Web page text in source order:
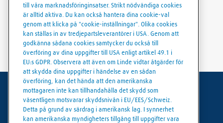
Användarvillkor
Dataskydd
till våra marknadsföringinsatser. Strikt nödvändiga cookies
är alltid aktiva. Du kan också hantera dina cookie-val
genom att klicka på "cookie-inställningar". Olika cookies
kan ställas in av tredjepartsleverantörer i USA. Genom att
godkänna sådana cookies samtycker du också till
överföring av dina uppgifter till USA enligt artikel 49.1 i
EU:s GDPR. Observera att även om Linde vidtar åtgärder för
att skydda dina uppgifter i händelse av en sådan
överföring, kan det hända att den amerikanska
mottagaren inte kan tillhandahålla det skydd som
väsentligen motsvarar skyddsnivån i EU/EES/Schweiz.
Detta på grund av särdrag i amerikansk lag. I synnerhet
kan amerikanska myndigheters tillgång till uppgifter vara